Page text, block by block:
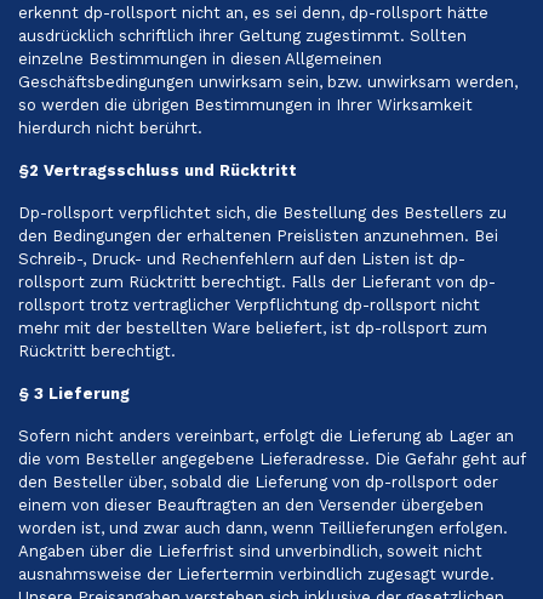
erkennt dp-rollsport nicht an, es sei denn, dp-rollsport hätte
ausdrücklich schriftlich ihrer Geltung zugestimmt. Sollten
einzelne Bestimmungen in diesen Allgemeinen
Geschäftsbedingungen unwirksam sein, bzw. unwirksam werden,
so werden die übrigen Bestimmungen in Ihrer Wirksamkeit
hierdurch nicht berührt.
§2 Vertragsschluss und Rücktritt
Dp-rollsport verpflichtet sich, die Bestellung des Bestellers zu
den Bedingungen der erhaltenen Preislisten anzunehmen. Bei
Schreib-, Druck- und Rechenfehlern auf den Listen ist dp-
rollsport zum Rücktritt berechtigt. Falls der Lieferant von dp-
rollsport trotz vertraglicher Verpflichtung dp-rollsport nicht
mehr mit der bestellten Ware beliefert, ist dp-rollsport zum
Rücktritt berechtigt.
§ 3 Lieferung
Sofern nicht anders vereinbart, erfolgt die Lieferung ab Lager an
die vom Besteller angegebene Lieferadresse. Die Gefahr geht auf
den Besteller über, sobald die Lieferung von dp-rollsport oder
einem von dieser Beauftragten an den Versender übergeben
worden ist, und zwar auch dann, wenn Teillieferungen erfolgen.
Angaben über die Lieferfrist sind unverbindlich, soweit nicht
ausnahmsweise der Liefertermin verbindlich zugesagt wurde.